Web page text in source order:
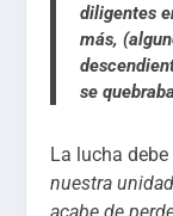
diligentes
más,
se
La lucha debe
nuestra